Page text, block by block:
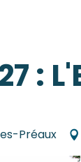
:
Préaux